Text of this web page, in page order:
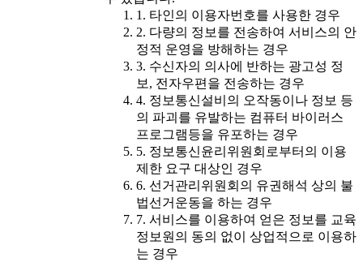
1. 타인의 이용자번호를 사용한 경우
2. 다량의 정보를 전송하여 서비스의 안
정적 운영을 방해하는 경우
3. 수신자의 의사에 반하는 광고성 정
보, 전자우편을 전송하는 경우
4. 정보통신설비의 오작동이나 정보 등
의 파괴를 유발하는 컴퓨터 바이러스
프로그램등을 유포하는 경우
5. 정보통신윤리위원회로부터의 이용
제한 요구 대상인 경우
6. 선거관리위원회의 유권해석 상의 불
법선거운동을 하는 경우
7. 서비스를 이용하여 얻은 정보를 교육
정보원의 동의 없이 상업적으로 이용하
는 경우